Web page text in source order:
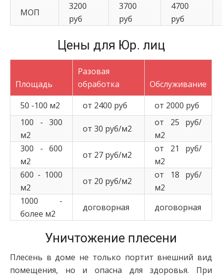
МОП
3200
руб
3700
руб
4700
руб
Цены для Юр. лиц
Площадь
Разовая
обработка
Обслуживание
50 -100 м2
от 2400 руб
от 2000 руб
100 - 300
м2
от 30 руб/м2
от 25 руб/
м2
300 - 600
м2
от 27 руб/м2
от 21 руб/
м2
600 - 1000
м2
от 20 руб/м2
от 18 руб/
м2
1000 -
более м2
договорная договорная
Уничтожение плесени
Плесень в доме не только портит внешний вид
помещения, но и опасна для здоровья. При